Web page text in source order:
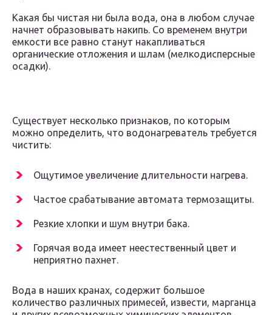
Какая бы чистая ни была вода, она в любом случае
начнет образовывать накипь. Со временем внутри
емкости все равно станут накапливаться
органические отложения и шлам (мелкодисперсные
осадки).
Существует несколько признаков, по которым
можно определить, что водонагреватель требуется
чистить:
Ощутимое увеличение длительности нагрева.
Частое срабатывание автомата термозащиты.
Резкие хлопки и шум внутри бака.
Горячая вода имеет неестественный цвет и
неприятно пахнет.
Вода в наших кранах, содержит большое
количество различных примесей, извести, марганца